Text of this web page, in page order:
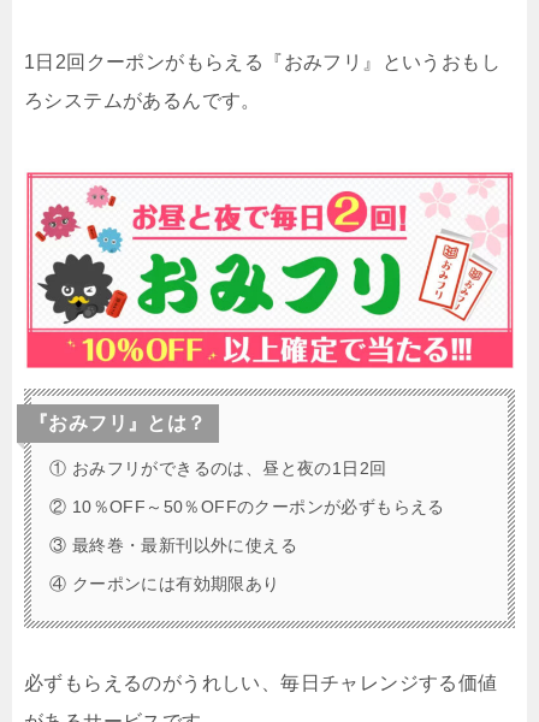
1日2回クーポンがもらえる『おみフリ』というおもし
ろシステムがあるんです。
『おみフリ』とは？
① おみフリができるのは、昼と夜の1日2回
② 10％OFF～50％OFFのクーポンが必ずもらえる
③ 最終巻・最新刊以外に使える
④ クーポンには有効期限あり
必ずもらえるのがうれしい、毎日チャレンジする価値